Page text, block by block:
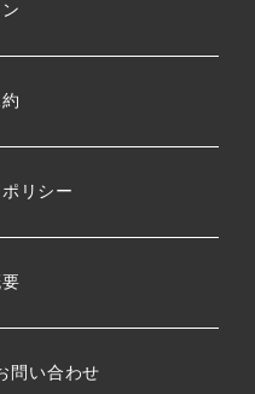
リシー
問い合わせ